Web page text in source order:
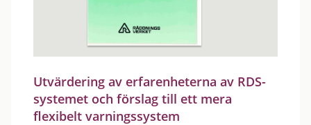
Utvärdering av erfarenheterna av RDS-
systemet och förslag till ett mera
flexibelt varningssystem